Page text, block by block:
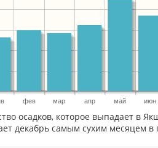
фев мар апр май июн
осадков, которое выпадает в
декабрь самым сухим месяцем в